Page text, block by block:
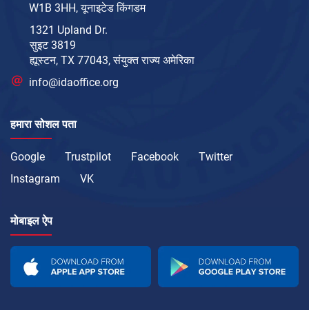
W1B 3HH, यूनाइटेड किंगडम
1321 Upland Dr.
सुइट 3819
ह्यूस्टन, TX 77043, संयुक्त राज्य अमेरिका
info@idaoffice.org
हमारा सोशल पता
Google Trustpilot Facebook
Twitter
Instagram
VK
मोबाइल ऐप